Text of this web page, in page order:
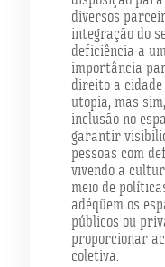
diversos
integração do
deficiência a
importância
direito a
utopia, mas
inclusão no
garantir
pessoas com
vivendo a
meio de
adéqüem os
públicos ou
proporcionar
coletiva.